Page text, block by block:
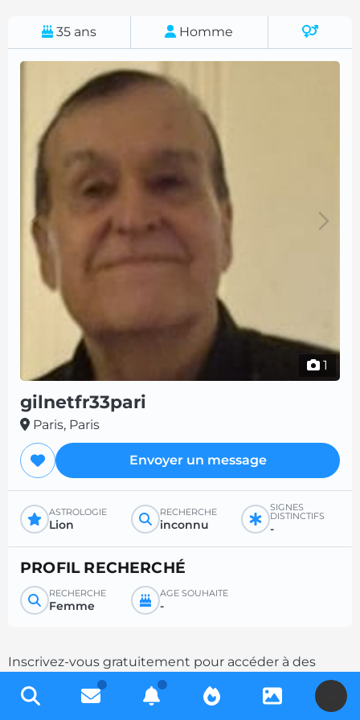
35 ans Homme
1
gilnetfr33pari
Paris, Paris
Envoyer un message
ASTROLOGIE
Lion
RECHERCHE
inconnu
SIGNES
DISTINCTIFS
-
PROFIL RECHERCHÉ
RECHERCHE
Femme
ÂGE SOUHAITÉ
-
Inscrivez-vous gratuitement pour accéder à des
milliers de profils et multipliez les chances de
contacts en complétant votre description.